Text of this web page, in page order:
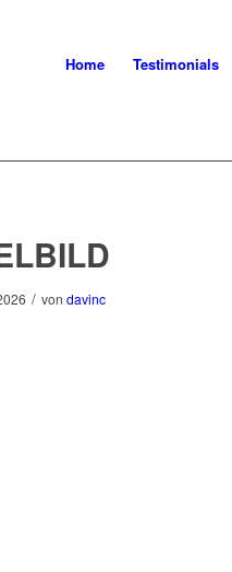
Home Testimonials
/ von davinc